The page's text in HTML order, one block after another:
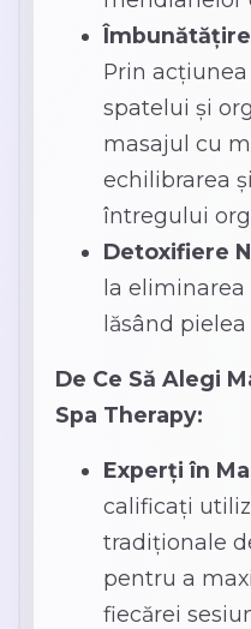
Prin
spatelui și
masajul cu
echilibrarea
întregului
Detoxifiere
la
lăsând
De Ce Să Alegi
Spa Therapy:
Experți în
calificați
tradiționale
pentru a
fiecărei